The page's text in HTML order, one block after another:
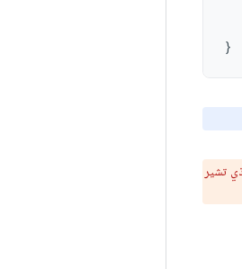
}
تشير